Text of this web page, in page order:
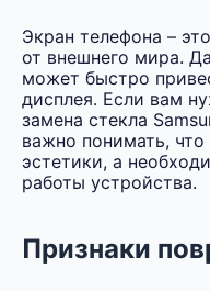
Экран телефона –
от внешнего мира.
может быстро
дисплея. Если вам
замена стекла
важно понимать,
эстетики, а
работы устройства.
Признаки